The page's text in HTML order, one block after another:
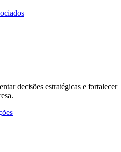
decisões estratégicas e fortalecer